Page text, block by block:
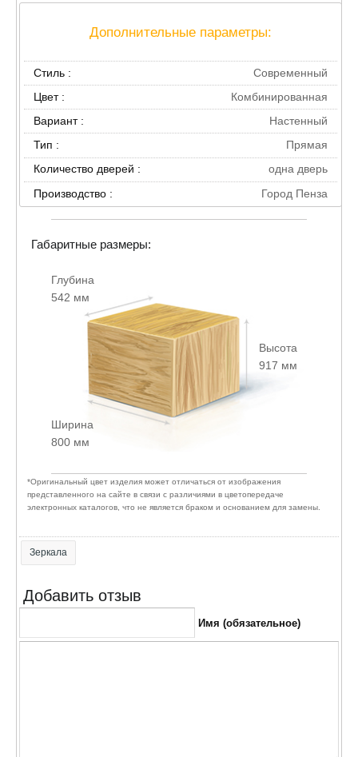
Дополнительные параметры:
Стиль :
Современный
Цвет :
Комбинированная
Вариант :
Настенный
Тип :
Прямая
Количество дверей :
одна дверь
Производство :
Город Пенза
Габаритные размеры:
Ширина
800 мм
Высота
917 мм
Глубина
542 мм
*Оригинальный цвет изделия может отличаться от изображения
представленного на сайте в связи с различиями в цветопередаче
электронных каталогов, что не является браком и основанием для замены.
Зеркала
Добавить отзыв
Имя (обязательное)